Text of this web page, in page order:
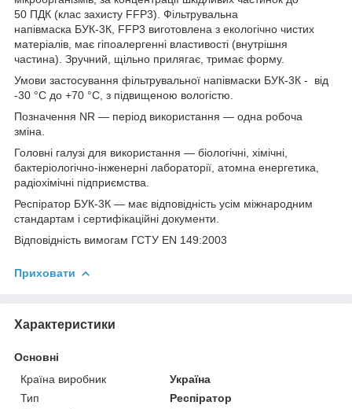
50 ПДК (клас захисту FFP3). Фільтрувальна
напівмаска БУК-3К, FFP3 виготовлена з екологічно чистих
матеріалів, має гіпоалергенні властивості (внутрішня
частина). Зручний, щільно прилягає, тримає форму.
Умови застосування фільтрувальної напівмаски БУК-3К - від
-30 °C до +70 °C, з підвищеною вологістю.
Позначення NR — період використання — одна робоча
зміна.
Головні галузі для використання — біологічні, хімічні,
бактеріологічно-інженерні лабораторії, атомна енергетика,
радіохімічні підприємства.
Респіратор БУК-3К — має відповідність усім міжнародним
стандартам і сертифікаційні документи.
Відповідність вимогам ГСТУ EN 149:2003
Приховати
Характеристики
Основні
Країна виробник
Україна
Тип
Респіратор